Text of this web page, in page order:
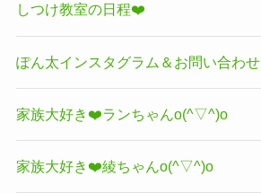
しつけ教室の日程❤️
ぽん太インスタグラム＆お問い合わせ
家族大好き❤️ランちゃんo(^▽^)o
家族大好き❤️綾ちゃんo(^▽^)o